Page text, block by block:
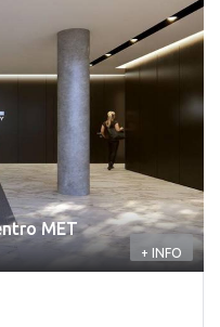
MET
+ INFO